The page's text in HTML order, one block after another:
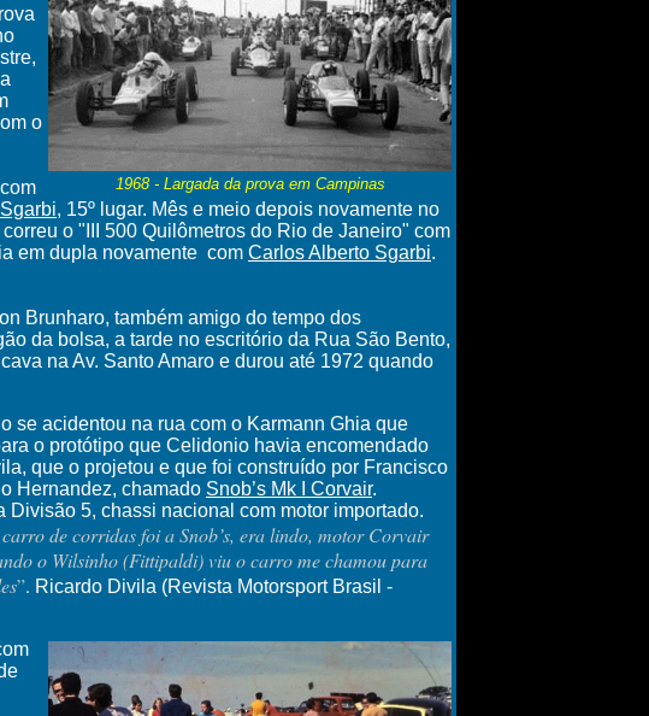
1968 - Largada da prova em Campinas
o
, 15º lugar. Mês e meio depois novamente no
o "III 500 Quilômetros do Rio de Janeiro" com
em dupla novamente com Carlos Alberto Sgarbi.
Brunharo, também amigo do tempo dos
da bolsa, a tarde no escritório da Rua São Bento,
na Av. Santo Amaro e durou até 1972 quando
se acidentou na rua com o Karmann Ghia que
o protótipo que Celidonio havia encomendado
que o projetou e que foi construído por Francisco
Hernandez, chamado Snob’s Mk I Corvair.
Divisão 5, chassi nacional com motor importado.
de corridas foi a Snob’s, era lindo, motor Corvair
o Wilsinho (Fittipaldi) viu o carro me chamou para
”. Ricardo Divila (Revista Motorsport Brasil -